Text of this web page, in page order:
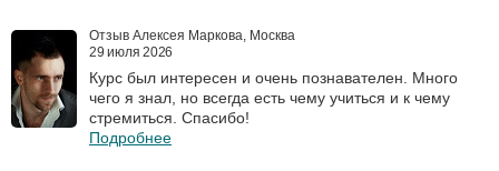
Отзыв Алексея Маркова, Москва
29 июля 2026
Курс был интересен и очень познавателен. Много
чего я знал, но всегда есть чему учиться и к чему
стремиться. Спасибо!
Подробнее